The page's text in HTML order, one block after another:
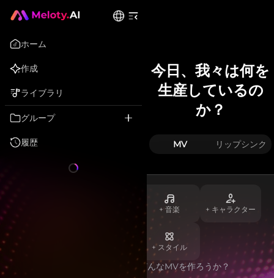
ホーム
作成
ライブラリ
グループ
履歴
今日、我々は何を
生産しているの
か？
MV リップシンク
+ 音楽 + キャラクター
+スタイル